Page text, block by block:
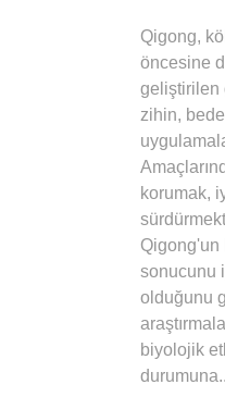
Qigong,
öncesine
geliştirilen
zihin,
korumak,
Qigong'un
sonucunu
olduğunu
biyolojik